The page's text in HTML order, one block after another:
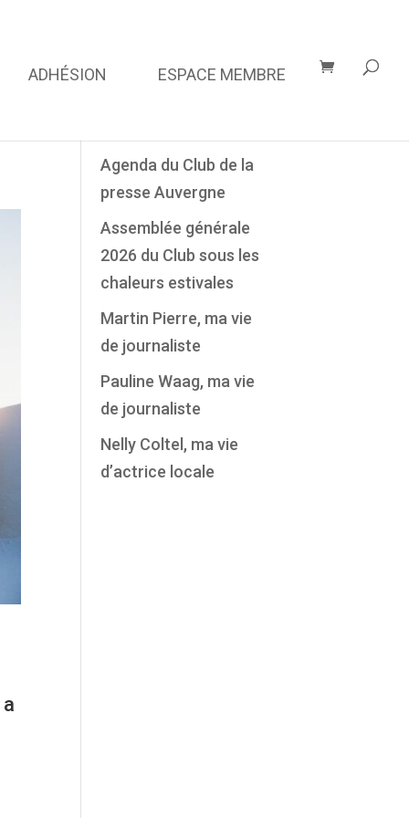
ADHÉSION ESPACE MEMBRE
Agenda du Club de la
presse Auvergne
Assemblée générale
2026 du Club sous les
chaleurs estivales
Martin Pierre, ma vie
de journaliste
Pauline Waag, ma vie
de journaliste
Nelly Coltel, ma vie
d’actrice locale